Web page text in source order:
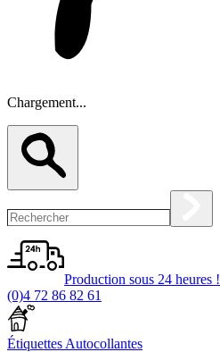
Chargement...
Production sous 24 heures !
(0)4 72 86 82 61
Étiquettes Autocollantes